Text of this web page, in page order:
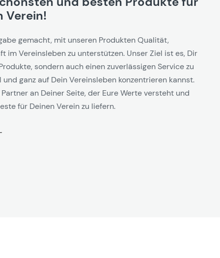
Verein!
gemacht, mit unseren Produkten Qualität,
im Vereinsleben zu unterstützen. Unser Ziel ist es, Dir
sondern auch einen zuverlässigen Service zu
ganz auf Dein Vereinsleben konzentrieren kannst.
an Deiner Seite, der Eure Werte versteht und
für Deinen Verein zu liefern.